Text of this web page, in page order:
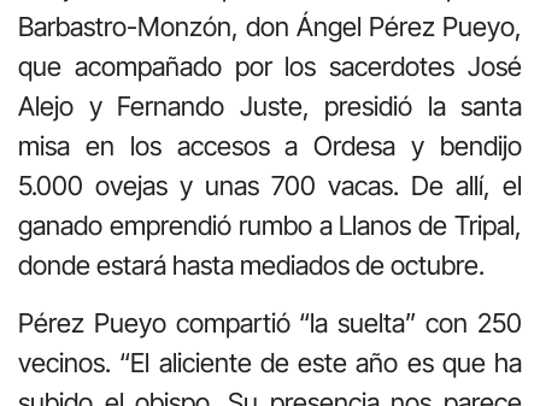
Barbastro-Monzón, don Ángel Pérez Pueyo,
que acompañado por los sacerdotes José
Alejo y Fernando Juste, presidió la santa
misa en los accesos a Ordesa y bendijo
5.000 ovejas y unas 700 vacas. De allí, el
ganado emprendió rumbo a Llanos de Tripal,
donde estará hasta mediados de octubre.
Pérez Pueyo compartió “la suelta” con 250
vecinos. “El aliciente de este año es que ha